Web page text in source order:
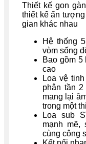
Thiết kế gọn
thiết kế ấn
gian khác nhau
Hệ thống
vòm sống
Bao gồm
cao
Loa vệ
phân tần 2
mang lại
trong một
Loa sub
mạnh mẽ,
cùng công